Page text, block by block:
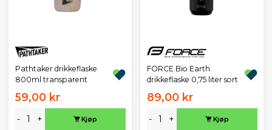
Pathtaker drikkeflaske
800ml transparent
59,00 kr
- + Kjøp
FORCE Bio Earth
drikkeflaske 0,75 liter sort
89,00 kr
- + Kjøp